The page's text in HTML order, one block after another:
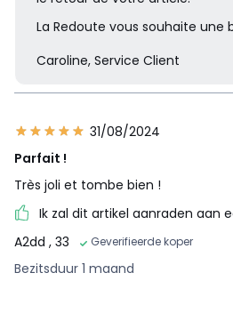
La Redoute vous souhaite une
Caroline, Service Client
31/08/2024
Parfait !
Très joli et tombe bien !
Ik zal dit artikel aanraden aan
A2dd , 33 Geverifieerde koper
Bezitsduur 1 maand